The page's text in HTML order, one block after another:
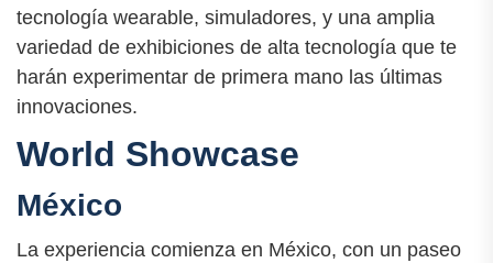
tecnología wearable, simuladores, y una amplia
variedad de exhibiciones de alta tecnología que te
harán experimentar de primera mano las últimas
innovaciones.
World Showcase
México
La experiencia comienza en México, con un paseo